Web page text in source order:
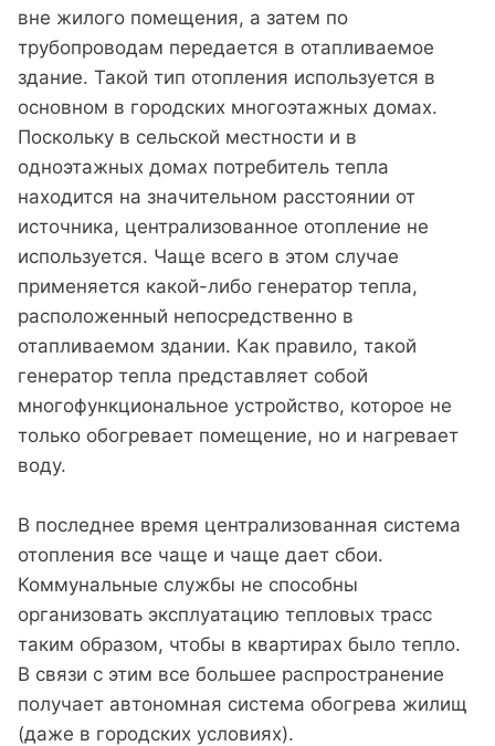
вне жилого помещения, а затем по
трубопроводам передается в отапливаемое
здание. Такой тип отопления используется в
основном в городских многоэтажных домах.
Поскольку в сельской местности и в
одноэтажных домах потребитель тепла
находится на значительном расстоянии от
источника, централизованное отопление не
используется. Чаще всего в этом случае
применяется какой-либо генератор тепла,
расположенный непосредственно в
отапливаемом здании. Как правило, такой
генератор тепла представляет собой
многофункциональное устройство, которое не
только обогревает помещение, но и нагревает
воду.
В последнее время централизованная система
отопления все чаще и чаще дает сбои.
Коммунальные службы не способны
организовать эксплуатацию тепловых трасс
таким образом, чтобы в квартирах было тепло.
В связи с этим все большее распространение
получает автономная система обогрева жилищ
(даже в городских условиях).